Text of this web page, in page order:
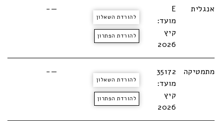
אנגלית
E
מועד:
קיץ
2026
להורדת השאלון
להורדת הפתרון
—-
מתמטיקה
35172
מועד:
קיץ
2026
להורדת השאלון
להורדת הפתרון
—-